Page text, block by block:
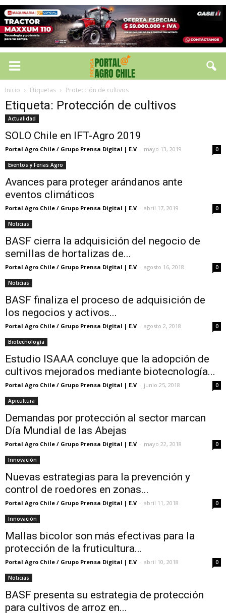
Inicio Etiquetas Protección de cultivos
Etiqueta: Protección de cultivos
Actualidad
SOLO Chile en IFT-Agro 2019
Portal Agro Chile / Grupo Prensa Digital | E.V - mayo 13, 2019 0
Eventos y Ferias Agro
Avances para proteger arándanos ante
eventos climáticos
Portal Agro Chile / Grupo Prensa Digital | E.V - abril 17, 2019 0
Noticias
BASF cierra la adquisición del negocio de
semillas de hortalizas de...
Portal Agro Chile / Grupo Prensa Digital | E.V - agosto 16, 2018 0
Noticias
BASF finaliza el proceso de adquisición de
los negocios y activos...
Portal Agro Chile / Grupo Prensa Digital | E.V - agosto 2, 2018 0
Biotecnología
Estudio ISAAA concluye que la adopción de
cultivos mejorados mediante biotecnología...
Portal Agro Chile / Grupo Prensa Digital | E.V - junio 25, 2018 0
Apicultura
Demandas por protección al sector marcan
Día Mundial de las Abejas
Portal Agro Chile / Grupo Prensa Digital | E.V - mayo 22, 2018 0
Innovación
Nuevas estrategias para la prevención y
control de roedores en zonas...
Portal Agro Chile / Grupo Prensa Digital | E.V - abril 11, 2018 0
Innovación
Mallas bicolor son más efectivas para la
protección de la fruticultura...
Portal Agro Chile / Grupo Prensa Digital | E.V - abril 10, 2018 0
Noticias
BASF presenta su estrategia de protección
para cultivos de arroz en...